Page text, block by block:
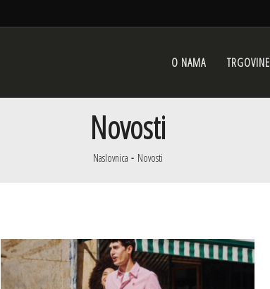
O NAMA TRGOVINE
Novosti
Naslovnica Novosti